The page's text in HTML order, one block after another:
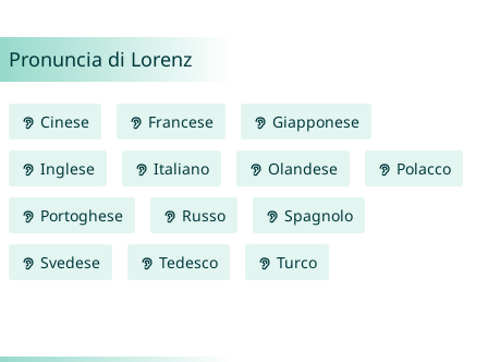
Pronuncia di Lorenz
Cinese Francese Giapponese
Inglese Italiano Olandese Polacco
Portoghese Russo Spagnolo
Svedese Tedesco Turco